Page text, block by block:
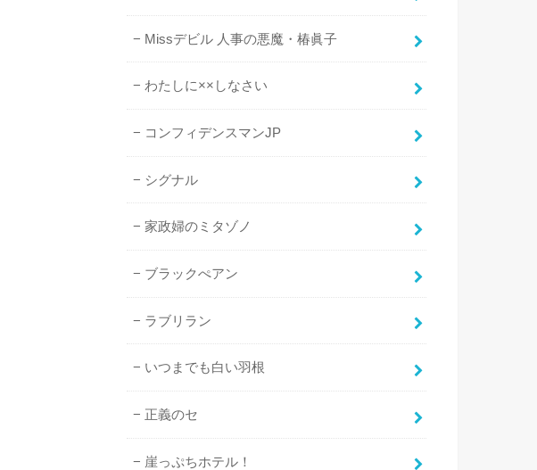
Missデビル 人事の悪魔・椿眞子
わたしに××しなさい
コンフィデンスマンJP
シグナル
家政婦のミタゾノ
ブラックぺアン
ラブリラン
いつまでも白い羽根
正義のセ
崖っぷちホテル！